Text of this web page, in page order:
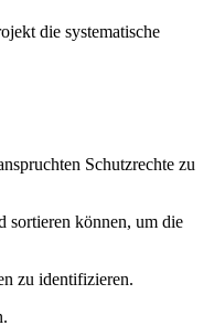
die systematische
Schutzrechte zu
sortieren können, um die
zu identifizieren.